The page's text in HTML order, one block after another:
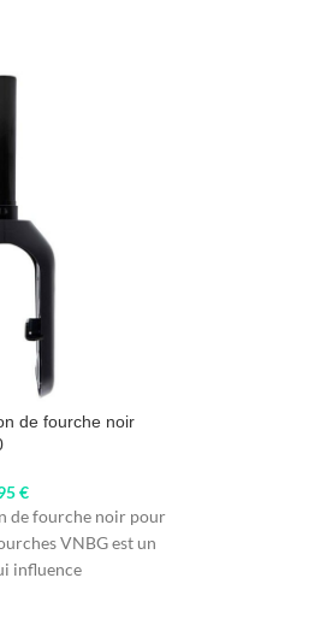
de fourche noir
€
de fourche noir pour
VNBG est un
influence